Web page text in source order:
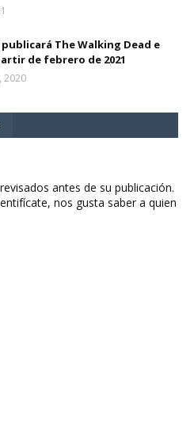
publicará The Walking Dead e
de febrero de 2021
2020
antes de su publicación.
nos gusta saber a quien